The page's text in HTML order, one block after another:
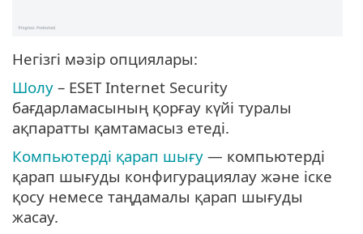
Негізгі мәзір опциялары:
Шолу – ESET Internet Security
бағдарламасының қорғау күйі туралы
ақпаратты қамтамасыз етеді.
Компьютерді қарап шығу — компьютерді
қарап шығуды конфигурациялау және іске
қосу немесе таңдамалы қарап шығуды
жасау.